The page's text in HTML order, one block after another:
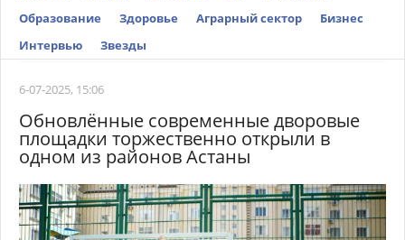
Образование
Здоровье Аграрный сектор
Бизнес
Интервью
Звезды
6-07-2025, 15:06
Обновлённые современные дворовые
площадки торжественно открыли в
одном из районов Астаны